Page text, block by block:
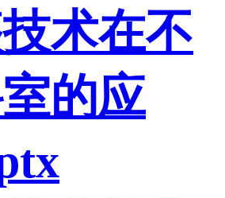
术在不
的应